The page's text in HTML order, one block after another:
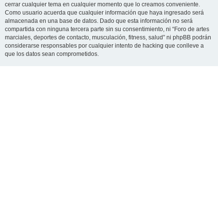
cerrar cualquier tema en cualquier momento que lo creamos conveniente.
Como usuario acuerda que cualquier información que haya ingresado será
almacenada en una base de datos. Dado que esta información no será
compartida con ninguna tercera parte sin su consentimiento, ni “Foro de artes
marciales, deportes de contacto, musculación, fitness, salud” ni phpBB podrán
considerarse responsables por cualquier intento de hacking que conlleve a
que los datos sean comprometidos.